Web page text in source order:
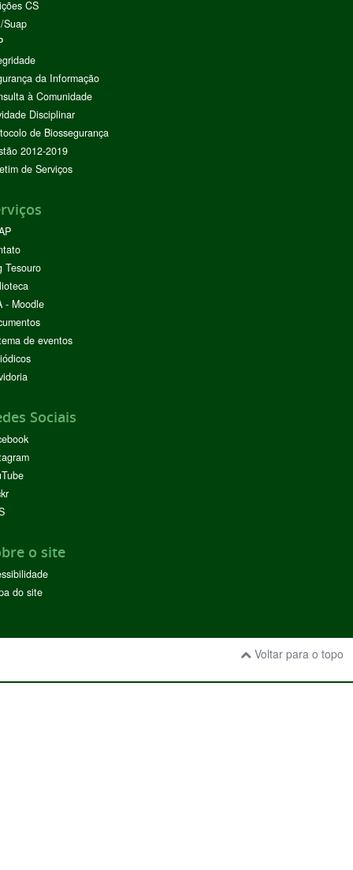
CS
Suap
da Informação
à Comunidade
Disciplinar
de Biossegurança
2012-2019
de Serviços
Tesouro
- Moodle
de eventos
Sociais
o site
do site
Voltar para o topo